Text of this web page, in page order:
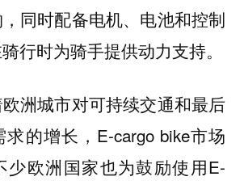
同时配备电机、电池和控制
行时为骑手提供动力支持。
洲城市对可持续交通和最后
的增长，E-cargo bike市场
少欧洲国家也为鼓励使用E-